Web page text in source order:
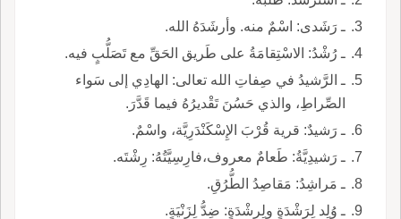
ـ رَشَدى: اسْمٌ منه. وأرشَدَهُ الله.
ـ رُشْدُ: الاسْتِقامَةُ على طَريق الحَقِّ مع تَصَلُّبٍ فيه.
ـ الرَّشيدُ في صِفاتِ الله تعالى: الهادِي إلى سَواء
الصِّراطِ، والذي حَسُنَ تَقْديرُهُ فيما قَدَّرَ.
ـ رَشيدٌ: قرية قُرْبَ الإِسْكَنْدَرِيَّة، واسْمٌ.
ـ رَشيدِيَّةُ: طَعامٌ معروف،فارِسِيَّتُهُ: رِشْتَه.
ـ مَراشِدُ: مَقاصِدُ الطُّرُقِ.
ـ وُلِد لِرَشْدَةٍ ولِرِشْدَةٍ: ضِدُّ لِزَنْيَةٍ.